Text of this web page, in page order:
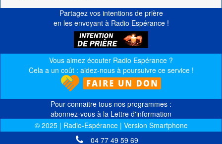
Partagez vos intentions de prière
en les envoyant à Radio Espérance !
Vous aimez écouter Radio Espérance ?
Cela a un coût : aidez-nous à poursuivre ce service !
Pour connaitre tous nos programmes :
abonnez-vous à la Lettre d'information
© 2025 | Radio-Espérance | Version Smartphone
04 77 49 59 69